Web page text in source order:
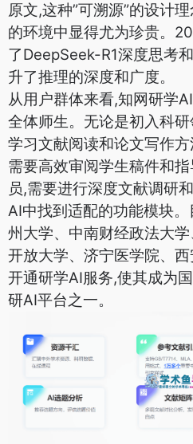
原文,这种”可溯源”的设计
的环境中显得尤为珍贵。
了DeepSeek-R1深度思考
升了推理的深度和广度。
从用户群体来看,知网研学
全体师生。无论是初入科
学习文献阅读和论文写作
需要高效审阅学生稿件和
员,需要进行深度文献调研
AI中找到适配的功能模块
州大学、中南财经政法大
开放大学、济宁医学院、
开通研学AI服务,使其成为
研AI平台之一。